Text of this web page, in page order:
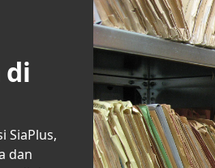
SiaPlus,
dan